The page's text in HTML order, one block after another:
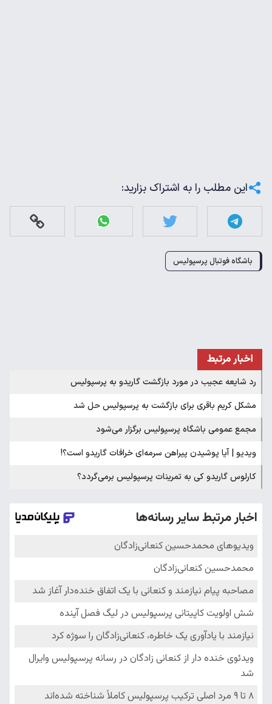
این مطلب را به اشتراک بزارید:
باشگاه فوتبال پرسپولیس
اخبار مرتبط
رد شایعه عجیب در مورد بازگشت گاریدو به پرسپولیس
مشکل کریم باقری برای بازگشت به پرسپولیس حل شد
مجمع عمومی باشگاه پرسپولیس برگزار می‌شود
ویدیو | آیا پوشیدن پیراهن سرمه‌ای خرافات گاریدو است؟!
کارلوس گاریدو کی به تمرینات پرسپولیس برمی‌گردد؟